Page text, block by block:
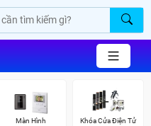
Màn Hình
Khóa Cửa Điện Tử